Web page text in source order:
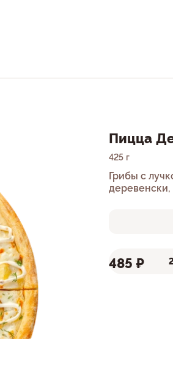
Пицца
425 г
Грибы с
деревенски,
485 ₽